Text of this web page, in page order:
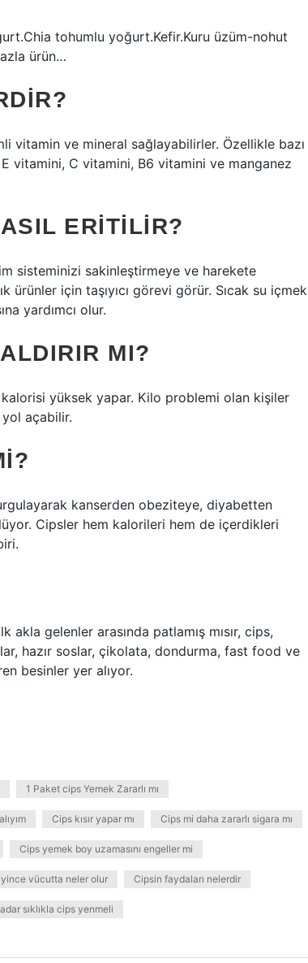
tohumlu yoğurt.Kefir.Kuru üzüm-nohut
ürün…
vitamin ve mineral sağlayabilirler. Özellikle bazı
vitamini, C vitamini, B6 vitamini ve manganez
ERITILIR?
sisteminizi sakinleştirmeye ve harekete
ürünler için taşıyıcı görevi görür. Sıcak su içmek
yardımcı olur.
MI?
yüksek yapar. Kilo problemi olan kişiler
açabilir.
kanserden obeziteye, diyabetten
Cipsler hem kalorileri hem de içerdikleri
akla gelenler arasında patlamış mısır, cips,
hazır soslar, çikolata, dondurma, fast food ve
besinler yer alıyor.
1 Paket cips Yemek Zararlı mı
Cips kısır yapar mı Cips mi daha zararlı sigara mı
Cips yemek boy uzamasını engeller mi
vücutta neler olur Cipsin faydaları nelerdir
sıklıkla cips yenmeli